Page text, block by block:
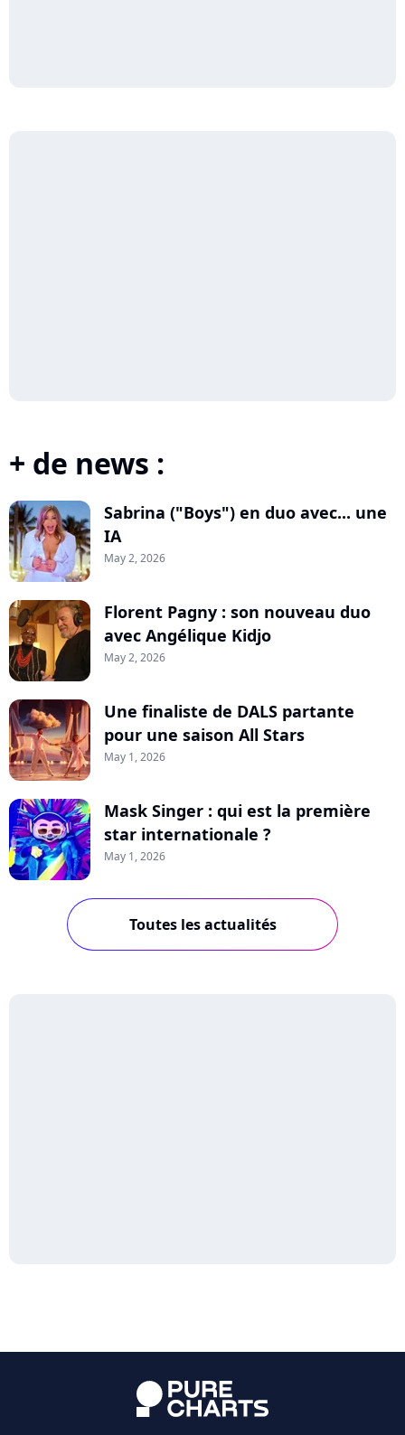
+ de news :
Sabrina ("Boys") en duo avec... une
IA
May 2, 2026
Florent Pagny : son nouveau duo
avec Angélique Kidjo
May 2, 2026
Une finaliste de DALS partante
pour une saison All Stars
May 1, 2026
Mask Singer : qui est la première
star internationale ?
May 1, 2026
Toutes les actualités